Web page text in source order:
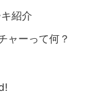
紹介
ャーって何？